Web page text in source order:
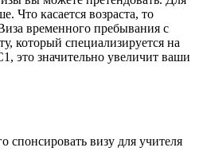
Что касается возраста, то
временного пребывания с
который специализируется на
это значительно увеличит ваши
спонсировать визу для учителя